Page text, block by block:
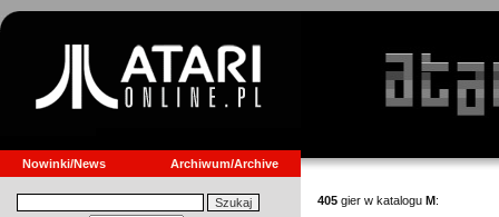
Nowinki/News Archiwum/Archive
405 gier w katalogu M: